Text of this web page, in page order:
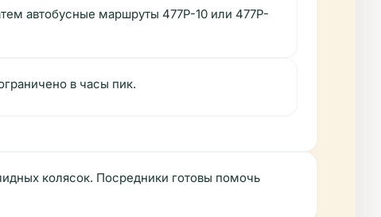
автобусные маршруты 477P-10 или 477P-
в часы пик.
колясок. Посредники готовы помочь